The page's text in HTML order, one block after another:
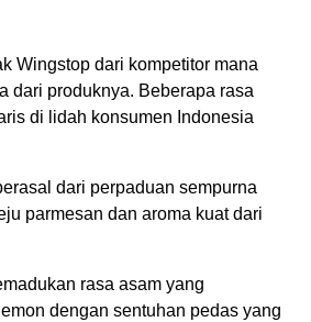
Wingstop dari kompetitor mana
dari produknya. Beberapa rasa
di lidah konsumen Indonesia
dari perpaduan sempurna
parmesan dan aroma kuat dari
rasa asam yang
dengan sentuhan pedas yang